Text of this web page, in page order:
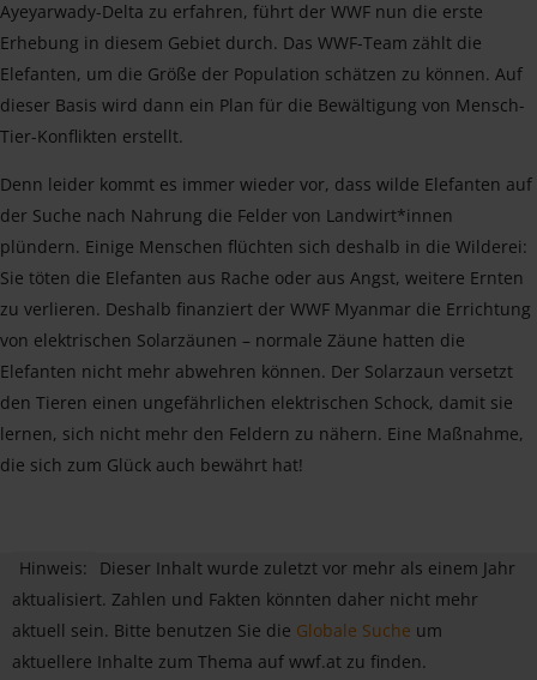
Ayeyarwady-Delta zu erfahren, führt der WWF nun die erste
Erhebung in diesem Gebiet durch. Das WWF-Team zählt die
Elefanten, um die Größe der Population schätzen zu können. Auf
dieser Basis wird dann ein Plan für die Bewältigung von Mensch-
Tier-Konflikten erstellt.
Denn leider kommt es immer wieder vor, dass wilde Elefanten auf
der Suche nach Nahrung die Felder von Landwirt*innen
plündern. Einige Menschen flüchten sich deshalb in die Wilderei:
Sie töten die Elefanten aus Rache oder aus Angst, weitere Ernten
zu verlieren. Deshalb finanziert der WWF Myanmar die Errichtung
von elektrischen Solarzäunen – normale Zäune hatten die
Elefanten nicht mehr abwehren können. Der Solarzaun versetzt
den Tieren einen ungefährlichen elektrischen Schock, damit sie
lernen, sich nicht mehr den Feldern zu nähern. Eine Maßnahme,
die sich zum Glück auch bewährt hat!
Hinweis:
Dieser Inhalt wurde zuletzt vor mehr als einem Jahr
aktualisiert. Zahlen und Fakten könnten daher nicht mehr
aktuell sein. Bitte benutzen Sie die Globale Suche um
aktuellere Inhalte zum Thema auf wwf.at zu finden.